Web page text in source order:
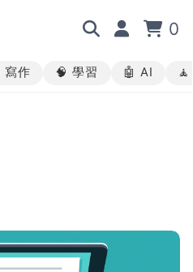
0
作 🧠 學習 🤖 AI